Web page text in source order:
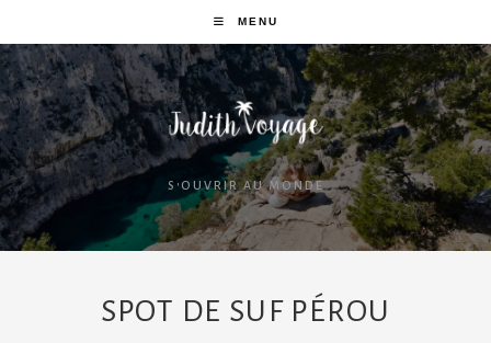
MENU
S'OUVRIR AU MONDE
SPOT DE SUF PÉROU